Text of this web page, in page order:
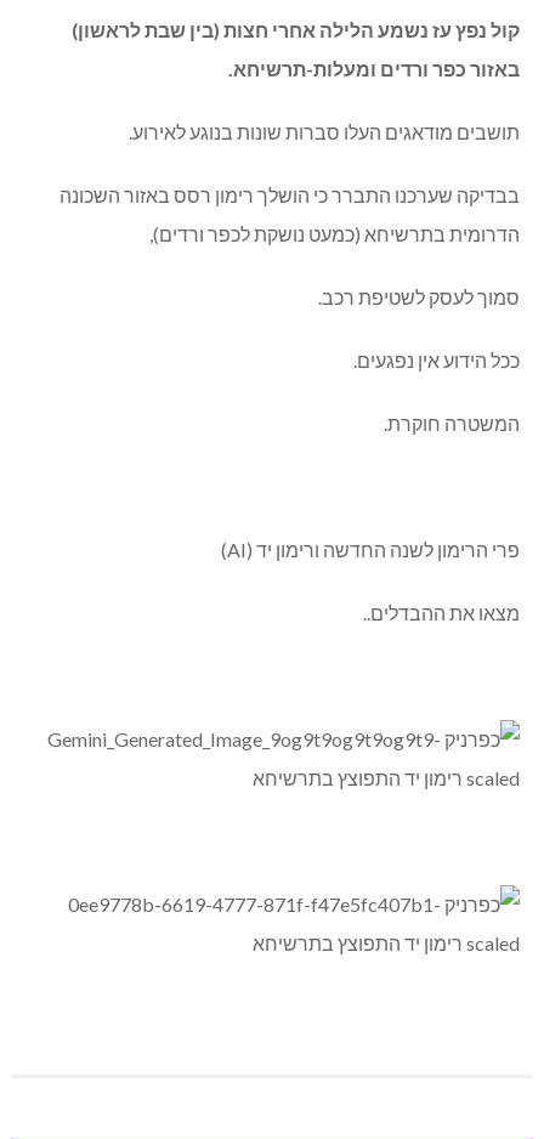
קול נפץ עז נשמע הלילה אחרי חצות (בין שבת לראשון)
באזור כפר ורדים ומעלות-תרשיחא.
תושבים מודאגים העלו סברות שונות בנוגע לאירוע.
בבדיקה שערכנו התברר כי הושלך רימון רסס באזור השכונה
הדרומית בתרשיחא (כמעט נושקת לכפר ורדים),
סמוך לעסק לשטיפת רכב.
ככל הידוע אין נפגעים.
המשטרה חוקרת.
פרי הרימון לשנה החדשה ורימון יד (AI)
מצאו את ההבדלים..